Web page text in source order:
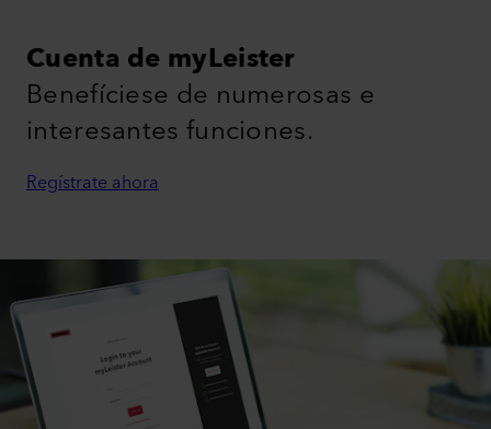
Cuenta de myLeister
Benefíciese de numerosas e
interesantes funciones.
Regístrate ahora